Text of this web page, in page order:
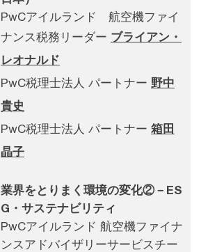
PwCアイルランド 航空機ファイ
ナンス税務リーダー​ ブライアン・
レオナルド​
PwC税理士法人 パートナー​ 野中
貴史
PwC税理士法人 パートナー 箱田
晶子
業界をとりまく環境の変化②－ES
G・サステナビリティ
PwCアイルランド 航空機ファイナ
ンスアドバイザリーサービスチー